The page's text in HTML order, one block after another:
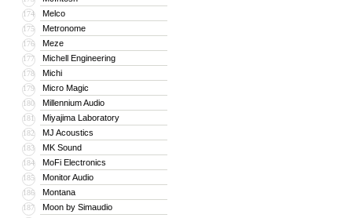
174 Melco
175 Metronome
176 Meze
177 Michell Engineering
178 Michi
179 Micro Magic
180 Millennium Audio
181 Miyajima Laboratory
182 MJ Acoustics
183 MK Sound
184 MoFi Electronics
185 Monitor Audio
186 Montana
187 Moon by Simaudio